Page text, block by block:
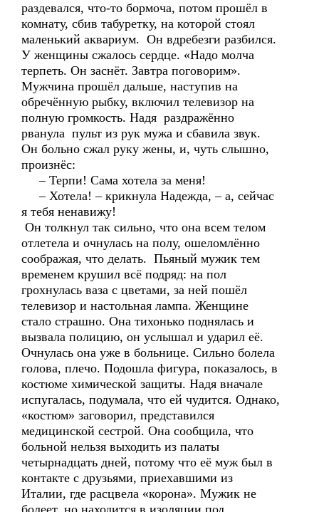
раздевался, что-то бормоча, потом прошёл в
комнату, сбив табуретку, на которой стоял
маленький аквариум. Он вдребезги разбился.
У женщины сжалось сердце. «Надо молча
терпеть. Он заснёт. Завтра поговорим».
Мужчина прошёл дальше, наступив на
обречённую рыбку, включил телевизор на
полную громкость. Надя раздражённо
рванула пульт из рук мужа и сбавила звук.
Он больно сжал руку жены, и, чуть слышно,
произнёс:
– Терпи! Сама хотела за меня!
– Хотела! – крикнула Надежда, – а, сейчас
я тебя ненавижу!
Он толкнул так сильно, что она всем телом
отлетела и очнулась на полу, ошеломлённо
соображая, что делать. Пьяный мужик тем
временем крушил всё подряд: на пол
грохнулась ваза с цветами, за ней пошёл
телевизор и настольная лампа. Женщине
стало страшно. Она тихонько поднялась и
вызвала полицию, он услышал и ударил её.
Очнулась она уже в больнице. Сильно болела
голова, плечо. Подошла фигура, показалось, в
костюме химической защиты. Надя вначале
испугалась, подумала, что ей чудится. Однако,
«костюм» заговорил, представился
медицинской сестрой. Она сообщила, что
больной нельзя выходить из палаты
четырнадцать дней, потому что её муж был в
контакте с друзьями, приехавшими из
Италии, где расцвела «корона». Мужик не
болеет, но находится в изоляции под